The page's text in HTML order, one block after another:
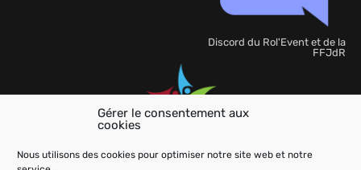
Gérer le consentement aux
cookies
Nous utilisons des cookies pour optimiser notre site web et notre
Discord du Rol'Event et de la
FFJdR
de
l'événement